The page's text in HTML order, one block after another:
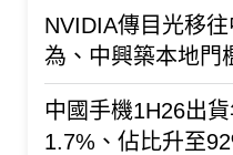
NVIDIA傳目光移
為、中興築本地門
中國手機1H26出
1.7%、佔比升至